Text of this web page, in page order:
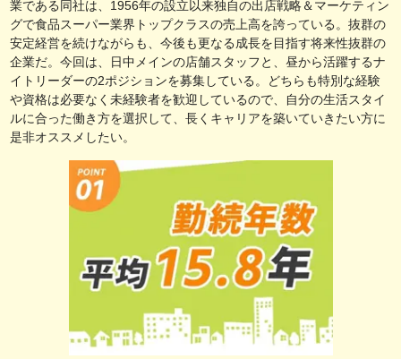
業である同社は、1956年の設立以来独自の出店戦略＆マーケティン
グで食品スーパー業界トップクラスの売上高を誇っている。抜群の
安定経営を続けながらも、今後も更なる成長を目指す将来性抜群の
企業だ。今回は、日中メインの店舗スタッフと、昼から活躍するナ
イトリーダーの2ポジションを募集している。どちらも特別な経験
や資格は必要なく未経験者を歓迎しているので、自分の生活スタイ
ルに合った働き方を選択して、長くキャリアを築いていきたい方に
是非オススメしたい。